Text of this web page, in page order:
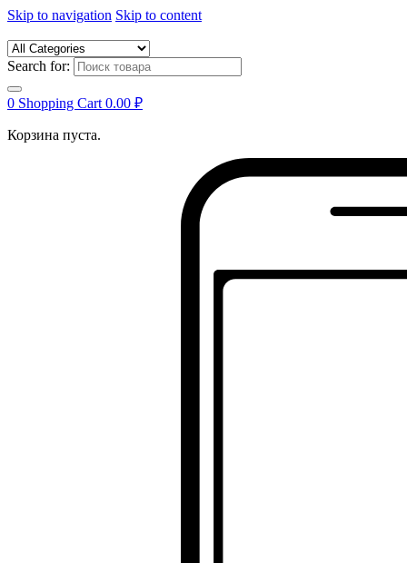
Skip to navigation Skip to content
Search for:
0 Shopping Cart 0.00 ₽
Корзина пуста.